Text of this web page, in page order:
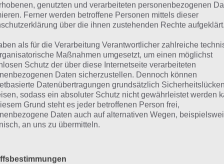
findest du bereits die Lösung rund um Eine
Spieler anders ist, können wir dir nicht das exakte
unsere Komplettlösung jedoch trotzdem zu jedem
Antworten findest!
Weitere Lösungen zu 94% gesucht?
Schaue inunsere Komplettlösung
App! Dort kannst du mit der
schnell die Antworten und
genutzten und verarbeiteten personenbezogenen
Ferner werden betroffene Personen mittels dieser
über die ihnen zustehenden Rechte aufgeklärt.
als für die Verarbeitung Verantwortlicher zahlreiche
Maßnahmen umgesetzt, um einen möglichst
Schutz der über diese Internetseite verarbeiteten
Daten sicherzustellen. Dennoch können
Datenübertragungen grundsätzlich Sicherheitslücken
sodass ein absoluter Schutz nicht gewährleistet werden
Grund steht es jeder betroffenen Person frei,
Daten auch auf alternativen Wegen,
an uns zu übermitteln.